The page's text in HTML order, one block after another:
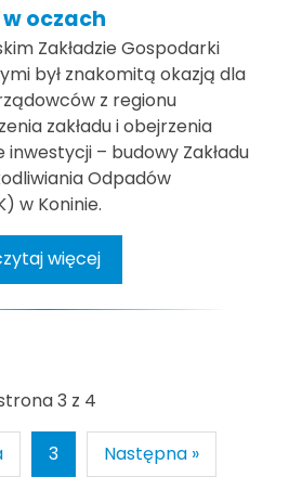
oczach
Zakładzie Gospodarki
był znakomitą okazją dla
z regionu
zakładu i obejrzenia
inwestycji – budowy Zakładu
Odpadów
w Koninie.
więcej
3 z 4
3 Następna »